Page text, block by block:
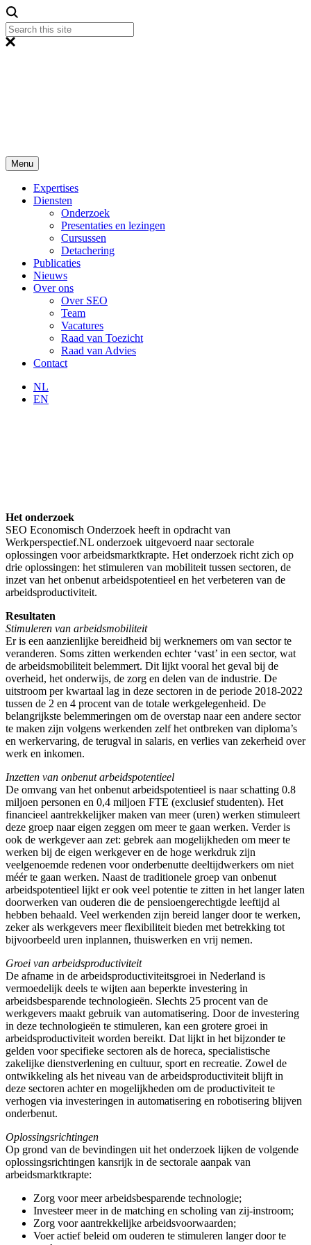
Menu
Expertises
Diensten
Onderzoek
Presentaties en lezingen
Cursussen
Detachering
Publicaties
Nieuws
Over ons
Over SEO
Team
Vacatures
Raad van Toezicht
Raad van Advies
Contact
NL
EN
Het onderzoek
SEO Economisch Onderzoek heeft in opdracht van
Werkperspectief.NL onderzoek uitgevoerd naar sectorale
oplossingen voor arbeidsmarktkrapte. Het onderzoek richt zich op
drie oplossingen: het stimuleren van mobiliteit tussen sectoren, de
inzet van het onbenut arbeidspotentieel en het verbeteren van de
arbeidsproductiviteit.
Resultaten
Stimuleren van arbeidsmobiliteit
Er is een aanzienlijke bereidheid bij werknemers om van sector te
veranderen. Soms zitten werkenden echter ‘vast’ in een sector, wat
de arbeidsmobiliteit belemmert. Dit lijkt vooral het geval bij de
overheid, het onderwijs, de zorg en delen van de industrie. De
uitstroom per kwartaal lag in deze sectoren in de periode 2018-2022
tussen de 2 en 4 procent van de totale werkgelegenheid. De
belangrijkste belemmeringen om de overstap naar een andere sector
te maken zijn volgens werkenden zelf het ontbreken van diploma’s
en werkervaring, de terugval in salaris, en verlies van zekerheid over
werk en inkomen.
Inzetten van onbenut arbeidspotentieel
De omvang van het onbenut arbeidspotentieel is naar schatting 0.8
miljoen personen en 0,4 miljoen FTE (exclusief studenten). Het
financieel aantrekkelijker maken van meer (uren) werken stimuleert
deze groep naar eigen zeggen om meer te gaan werken. Verder is
ook de werkgever aan zet: gebrek aan mogelijkheden om meer te
werken bij de eigen werkgever en de hoge werkdruk zijn
veelgenoemde redenen voor onderbenutte deeltijdwerkers om niet
méér te gaan werken. Naast de traditionele groep van onbenut
arbeidspotentieel lijkt er ook veel potentie te zitten in het langer laten
doorwerken van ouderen die de pensioengerechtigde leeftijd al
hebben behaald. Veel werkenden zijn bereid langer door te werken,
zeker als werkgevers meer flexibiliteit bieden met betrekking tot
bijvoorbeeld uren inplannen, thuiswerken en vrij nemen.
Groei van arbeidsproductiviteit
De afname in de arbeidsproductiviteitsgroei in Nederland is
vermoedelijk deels te wijten aan beperkte investering in
arbeidsbesparende technologieën. Slechts 25 procent van de
werkgevers maakt gebruik van automatisering. Door de investering
in deze technologieën te stimuleren, kan een grotere groei in
arbeidsproductiviteit worden bereikt. Dat lijkt in het bijzonder te
gelden voor specifieke sectoren als de horeca, specialistische
zakelijke dienstverlening en cultuur, sport en recreatie. Zowel de
ontwikkeling als het niveau van de arbeidsproductiviteit blijft in
deze sectoren achter en mogelijkheden om de productiviteit te
verhogen via investeringen in automatisering en robotisering blijven
onderbenut.
Oplossingsrichtingen
Op grond van de bevindingen uit het onderzoek lijken de volgende
oplossingsrichtingen kansrijk in de sectorale aanpak van
arbeidsmarktkrapte:
Zorg voor meer arbeidsbesparende technologie;
Investeer meer in de matching en scholing van zij-instroom;
Zorg voor aantrekkelijke arbeidsvoorwaarden;
Voer actief beleid om ouderen te stimuleren langer door te